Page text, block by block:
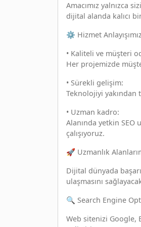
Amacımız yalnızca
dijital alanda kalıcı
⚙️ Hizmet
• Kaliteli ve müşteri
Her projemizde
• Sürekli gelişim:
Teknolojiyi
• Uzman kadro:
Alanında yetkin
çalışıyoruz.
🚀 Uzmanlık
Dijital dünyada
ulaşmasını
🔍 Search Engine
Web sitenizi Google,